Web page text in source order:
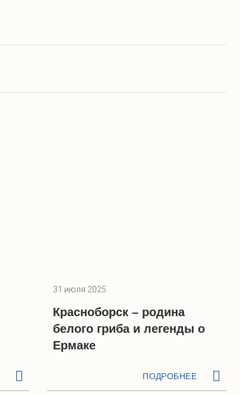
31 июля 2025
Красноборск – родина
белого гриба и легенды о
Ермаке
ПОДРОБНЕЕ